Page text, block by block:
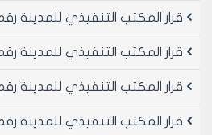
قرار المكتب التنفيذي للمدينة رقم 189 لعام
قرار المكتب التنفيذي للمدينة رقم 192 لعام
قرار المكتب التنفيذي للمدينة رقم 2 لعام
قرار المكتب التنفيذي للمدينة رقم 224 لعام